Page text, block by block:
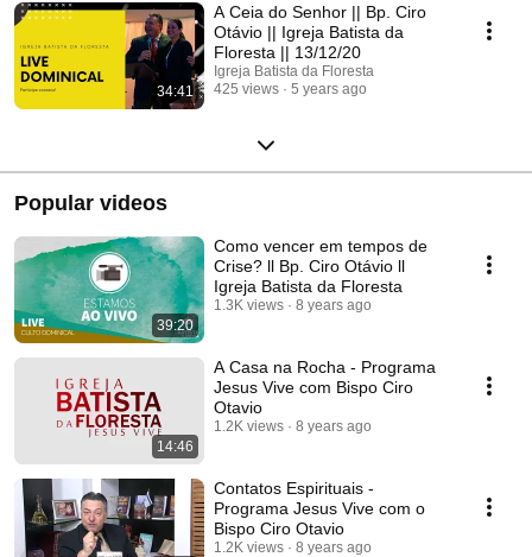
34:41
A Ceia do Senhor || Bp. Ciro
Otávio || Igreja Batista da
Floresta || 13/12/20
Igreja Batista da Floresta
425 views
5 years ago
Popular videos
39:20
Como vencer em tempos de
Crise? ll Bp. Ciro Otávio ll
Igreja Batista da Floresta
1.3K views 8 years ago
14:46
A Casa na Rocha - Programa
Jesus Vive com Bispo Ciro
Otavio
1.2K views 8 years ago
Contatos Espirituais -
Programa Jesus Vive com o
Bispo Ciro Otavio
1.2K views 8 years ago